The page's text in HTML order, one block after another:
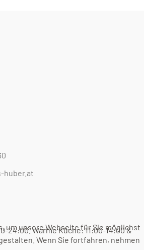
huber.at
24:00. Warme Küche: 11:00-14:00 &
um unsere Webseite für Sie möglichst
Wenn Sie fortfahren, nehmen